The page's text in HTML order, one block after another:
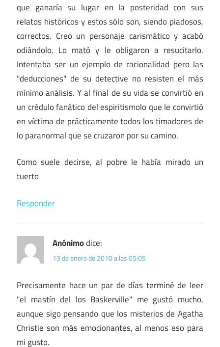
que ganaría su lugar en la posteridad con sus
relatos históricos y estos sólo son, siendo piadosos,
correctos. Creo un personaje carismático y acabó
odiándolo. Lo mató y le obligaron a resucitarlo.
Intentaba ser un ejemplo de racionalidad pero las
"deducciones" de su detective no resisten el más
mínimo análisis. Y al final de su vida se convirtió en
un crédulo fanático del espiritismolo que le convirtió
en víctima de prácticamente todos los timadores de
lo paranormal que se cruzaron por su camino.
Como suele decirse, al pobre le había mirado un
tuerto
Responder
Anónimodice:
13 de enero de 2010 a las 05:05
Precisamente hace un par de días terminé de leer
"el mastín del los Baskerville" me gustó mucho,
aunque sigo pensando que los misterios de Agatha
Christie son más emocionantes, al menos eso para
mi gusto.